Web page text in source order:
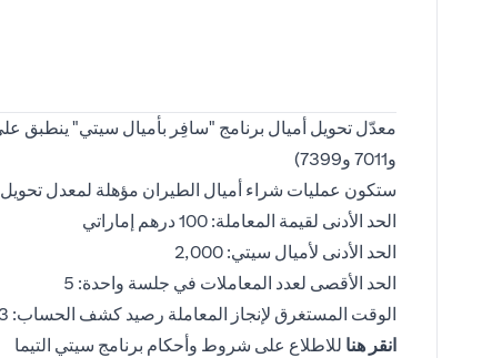
و7011 و7399)
ستكون عمليات شراء أميال الطيران مؤهلة لمعدل تحويل
الحد الأدنى لقيمة المعاملة: 100 درهم إماراتي
الحد الأدنى لأميال سيتي: 2,000
الحد الأقصى لعدد المعاملات في جلسة واحدة: 5
الوقت المستغرق لإنجاز المعاملة رصيد كشف الحساب: 3 أيام عمل
انقر هنا opens in a new tab
للاطلاع على شروط وأحكام برنامج سيتي التيما